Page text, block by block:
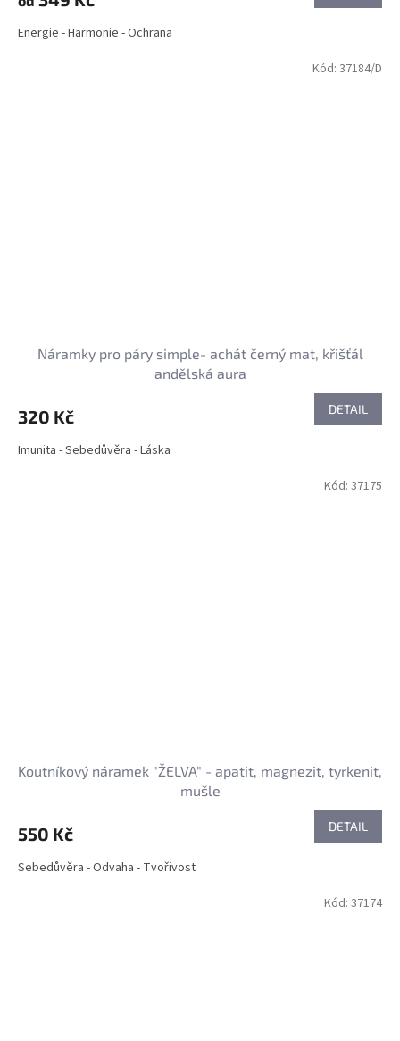
Energie - Harmonie - Ochrana
Náramky pro páry simple- achát černý mat, křišťál
andělská aura
320 Kč DETAIL
Imunita - Sebedůvěra - Láska
Kód: 37184/D
Koutníkový náramek "ŽELVA" - apatit, magnezit, tyrkenit,
mušle
550 Kč DETAIL
Sebedůvěra - Odvaha - Tvořivost
Kód: 37175
Kód: 37174